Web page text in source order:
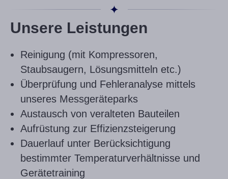
Unsere Leistungen
Reinigung (mit Kompressoren,
Staubsaugern, Lösungsmitteln etc.)
Überprüfung und Fehleranalyse mittels
unseres Messgeräteparks
Austausch von veralteten Bauteilen
Aufrüstung zur Effizienzsteigerung
Dauerlauf unter Berücksichtigung
bestimmter Temperaturverhältnisse und
Gerätetraining